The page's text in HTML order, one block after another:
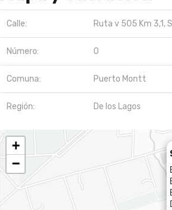
Calle: Ruta v 505 Km 3,1,
Número: 0
Comuna: Puerto Montt
Región: De los Lagos
+
−